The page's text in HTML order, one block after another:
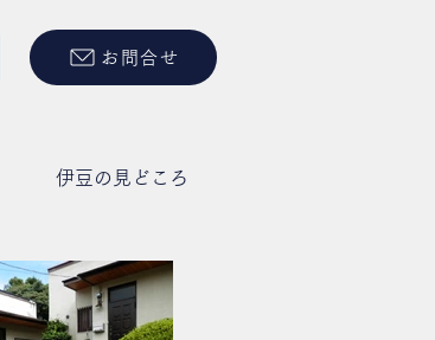
お問合せ
伊豆の見どころ